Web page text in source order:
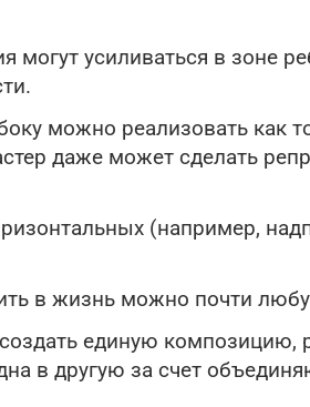
усиливаться в зоне
можно реализовать как
даже может сделать
(например,
в жизнь можно почти
единую композицию,
в другую за счет